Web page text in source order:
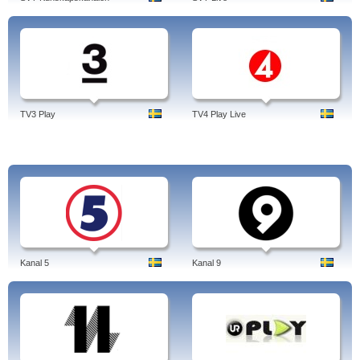
Tags: svt2, svt24 play, program idag, 20 minuter, svt24 text, svt 230, nyheter,
tablå, play, hd, gudstjänst, tablå igår, program igår, svt2, svt24, svt2 tablå, svt2
live, svt.se, svt2 lögnen, svt2 nyheter, svt24 sport, svt24 tv tablå, svt24 program,
svt2, sverige, svenska.
TV3 Play TV4 Play Live
Kanal 5 Kanal 9